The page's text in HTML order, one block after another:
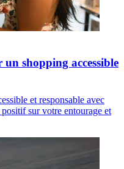
shopping accessible
et responsable avec
sur votre entourage et